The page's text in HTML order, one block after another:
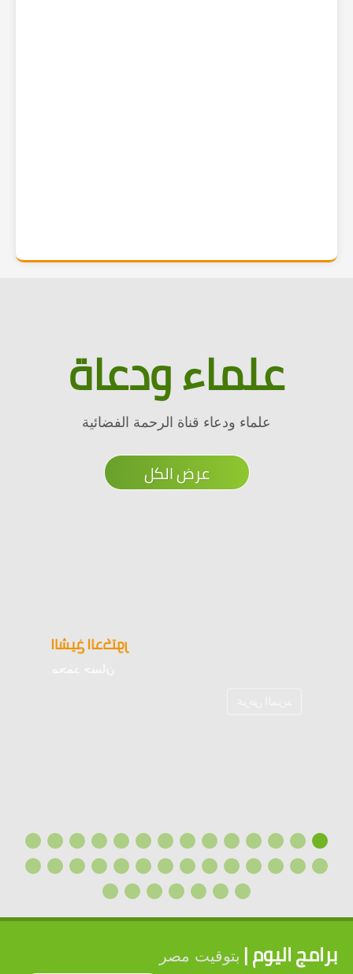
علماء ودعاة
علماء ودعاء قناة الرحمة الفضائية
عرض الكل
الشيخ الدكتور
محمد حسان
برامج اليوم | بتوقيت مصر